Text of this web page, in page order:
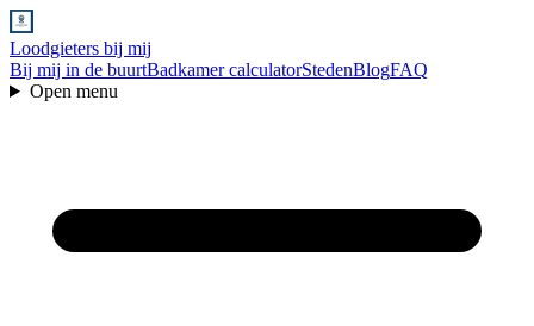
Loodgieters bij mij
Bij mij in de buurtBadkamer calculatorStedenBlogFAQ
Open menu